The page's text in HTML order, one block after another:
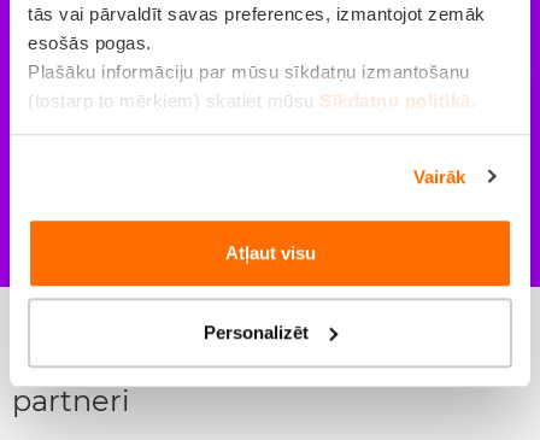
tās vai pārvaldīt savas preferences, izmantojot zemāk
esošās pogas.
Plašāku informāciju par mūsu sīkdatņu izmantošanu
(tostarp to mērķiem) skatiet mūsu Sīkdatņu politikā
Vairāk
Atļaut visu
Personalizēt
Mūsu
partneri